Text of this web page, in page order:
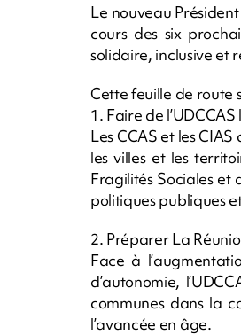
Le nouveau
cours des six
solidaire, inclusive et
Cette feuille de route
1. Faire de
Les CCAS et les
les villes et les
Fragilités Sociales et
politiques publiques
2. Préparer La
Face à
d’autonomie,
communes dans la
l’avancée en âge.